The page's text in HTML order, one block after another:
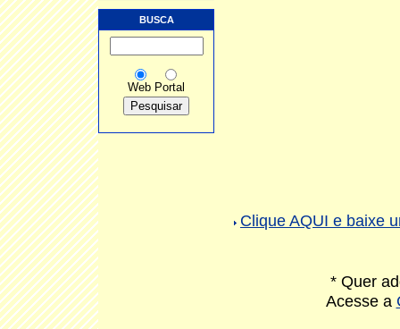
BUSCA
Web Portal
Clique AQUI e baixe
* Quer
Acesse a